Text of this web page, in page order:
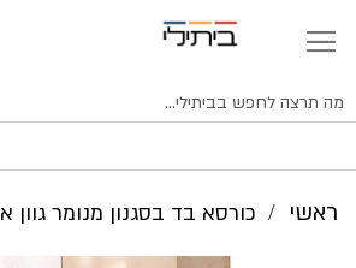
ראשי כורסא בד בסגנון מנומר גוון